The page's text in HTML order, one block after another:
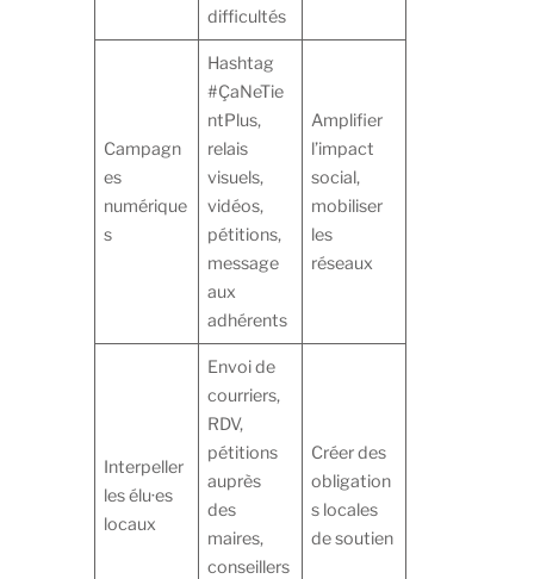
difficultés
Campagn
es
numérique
s
Hashtag
#ÇaNeTie
ntPlus,
relais
visuels,
vidéos,
pétitions,
message
aux
adhérents
Amplifier
l’impact
social,
mobiliser
les
réseaux
Interpeller
les élu·es
locaux
Envoi de
courriers,
RDV,
pétitions
auprès
des
maires,
conseillers
Créer des
obligation
s locales
de soutien